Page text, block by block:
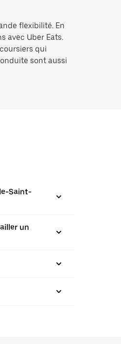
flexibilité. En
avec Uber Eats.
qui
sont aussi
Saint-
un